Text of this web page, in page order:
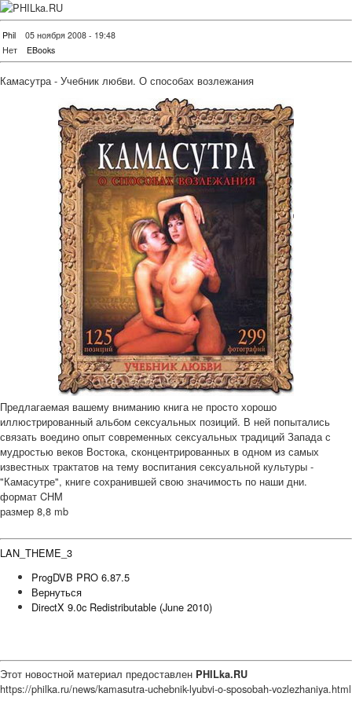
Phil
05 ноября 2008 - 19:48
Нет
EBooks
Камасутра - Учебник любви. О способах возлежания
Предлагаемая вашему вниманию книга не просто хорошо
иллюстрированный альбом сексуальных позиций. В ней попытались
связать воедино опыт современных сексуальных традиций Запада с
мудростью веков Востока, сконцентрированных в одном из самых
известных трактатов на тему воспитания сексуальной культуры -
"Камасутре", книге сохранившей свою значимость по наши дни.
формат CHM
размер 8,8 mb
LAN_THEME_3
ProgDVB PRO 6.87.5
Вернуться
DirectX 9.0c Redistributable (June 2010)
Этот новостной материал предоставлен PHILka.RU
https://philka.ru/news/kamasutra-uchebnik-lyubvi-o-sposobah-vozlezhaniya.html